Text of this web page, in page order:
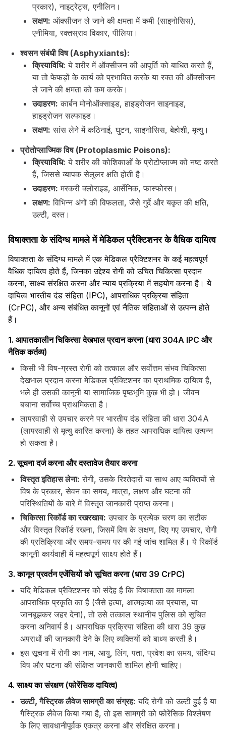
प्रकार), नाइट्रेट्स, एनीलिन।
लक्षण: ऑक्सीजन ले जाने की क्षमता में कमी (साइनोसिस),
एनीमिया, रक्तस्राव विकार, पीलिया।
श्वसन संबंधी विष (Asphyxiants):
क्रियाविधि: ये शरीर में ऑक्सीजन की आपूर्ति को बाधित करते हैं,
या तो फेफड़ों के कार्य को प्रभावित करके या रक्त की ऑक्सीजन
ले जाने की क्षमता को कम करके।
उदाहरण: कार्बन मोनोऑक्साइड, हाइड्रोजन साइनाइड,
हाइड्रोजन सल्फाइड।
लक्षण: सांस लेने में कठिनाई, घुटन, साइनोसिस, बेहोशी, मृत्यु।
प्रोतोप्लाज्मिक विष (Protoplasmic Poisons):
क्रियाविधि: ये शरीर की कोशिकाओं के प्रोटोप्लाज्म को नष्ट करते
हैं, जिससे व्यापक सेलुलर क्षति होती है।
उदाहरण: मरकरी क्लोराइड, आर्सेनिक, फास्फोरस।
लक्षण: विभिन्न अंगों की विफलता, जैसे गुर्दे और यकृत की क्षति,
उल्टी, दस्त।
विषाक्तता के संदिग्ध मामले में मेडिकल प्रैक्टिशनर के वैधिक दायित्व
विषाक्तता के संदिग्ध मामले में एक मेडिकल प्रैक्टिशनर के कई महत्वपूर्ण
वैधिक दायित्व होते हैं, जिनका उद्देश्य रोगी को उचित चिकित्सा प्रदान
करना, साक्ष्य संरक्षित करना और न्याय प्रक्रिया में सहयोग करना है। ये
दायित्व भारतीय दंड संहिता (IPC), आपराधिक प्रक्रिया संहिता
(CrPC), और अन्य संबंधित कानूनों एवं नैतिक संहिताओं से उत्पन्न होते
हैं।
1. आपातकालीन चिकित्सा देखभाल प्रदान करना (धारा 304A IPC और
नैतिक कर्तव्य)
किसी भी विष-ग्रस्त रोगी को तत्काल और सर्वोत्तम संभव चिकित्सा
देखभाल प्रदान करना मेडिकल प्रैक्टिशनर का प्राथमिक दायित्व है,
भले ही उसकी कानूनी या सामाजिक पृष्ठभूमि कुछ भी हो। जीवन
बचाना सर्वोच्च प्राथमिकता है।
लापरवाही से उपचार करने पर भारतीय दंड संहिता की धारा 304A
(लापरवाही से मृत्यु कारित करना) के तहत आपराधिक दायित्व उत्पन्न
हो सकता है।
2. सूचना दर्ज करना और दस्तावेज तैयार करना
विस्तृत इतिहास लेना: रोगी, उसके रिश्तेदारों या साथ आए व्यक्तियों से
विष के प्रकार, सेवन का समय, मात्रा, लक्षण और घटना की
परिस्थितियों के बारे में विस्तृत जानकारी प्राप्त करना।
चिकित्सा रिकॉर्ड का रखरखाव: उपचार के प्रत्येक चरण का सटीक
और विस्तृत रिकॉर्ड रखना, जिसमें विष के लक्षण, दिए गए उपचार, रोगी
की प्रतिक्रिया और समय-समय पर की गई जांच शामिल हैं। ये रिकॉर्ड
कानूनी कार्यवाही में महत्वपूर्ण साक्ष्य होते हैं।
3. कानून प्रवर्तन एजेंसियों को सूचित करना (धारा 39 CrPC)
यदि मेडिकल प्रैक्टिशनर को संदेह है कि विषाक्तता का मामला
आपराधिक प्रकृति का है (जैसे हत्या, आत्महत्या का प्रयास, या
जानबूझकर जहर देना), तो उसे तत्काल स्थानीय पुलिस को सूचित
करना अनिवार्य है। आपराधिक प्रक्रिया संहिता की धारा 39 कुछ
अपराधों की जानकारी देने के लिए व्यक्तियों को बाध्य करती है।
इस सूचना में रोगी का नाम, आयु, लिंग, पता, प्रवेश का समय, संदिग्ध
विष और घटना की संक्षिप्त जानकारी शामिल होनी चाहिए।
4. साक्ष्य का संरक्षण (फोरेंसिक दायित्व)
उल्टी, गैस्ट्रिक लैवेज सामग्री का संग्रह: यदि रोगी को उल्टी हुई है या
गैस्ट्रिक लैवेज किया गया है, तो इस सामग्री को फोरेंसिक विश्लेषण
के लिए सावधानीपूर्वक एकत्र करना और संरक्षित करना।